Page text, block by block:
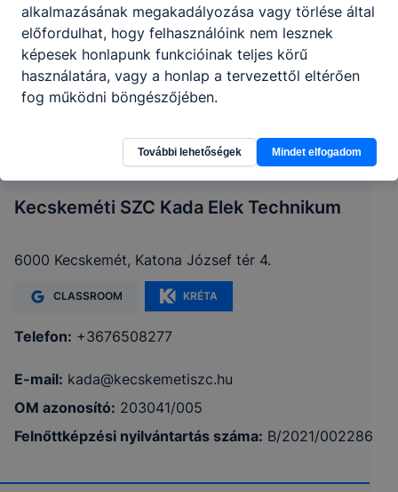
Kecskeméti SZC Kada Elek Technikum
6000 Kecskemét, Katona József tér 4.
CLASSROOM KRÉTA
Telefon: +3676508277
E-mail: kada@kecskemetiszc.hu
OM azonosító: 203041/005
Felnőttképzési nyilvántartás száma: B/2021/002286
alkalmazásának megakadályozása vagy törlése által
előfordulhat, hogy felhasználóink nem lesznek
képesek honlapunk funkcióinak teljes körű
használatára, vagy a honlap a tervezettől eltérően
fog működni böngészőjében.
További lehetőségek Mindet elfogadom